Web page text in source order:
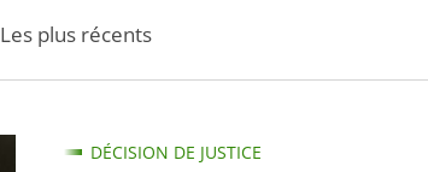
Les plus récents
DÉCISION DE JUSTICE